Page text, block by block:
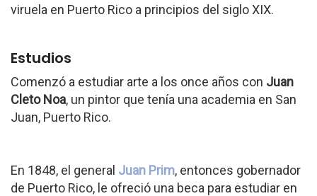
viruela en Puerto Rico a principios del siglo XIX.
Estudios
Comenzó a estudiar arte a los once años con Juan
Cleto Noa, un pintor que tenía una academia en San
Juan, Puerto Rico.
En 1848, el general Juan Prim, entonces gobernador
de Puerto Rico, le ofreció una beca para estudiar en